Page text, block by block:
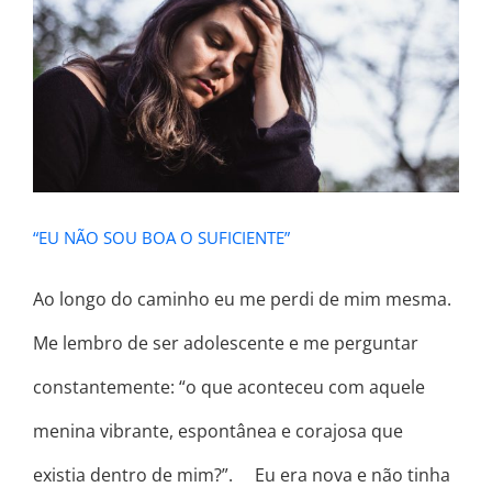
“EU NÃO SOU BOA O SUFICIENTE”
“EU NÃO SOU BOA O SUFICIENTE”
Ao longo do caminho eu me perdi de mim mesma.
Me lembro de ser adolescente e me perguntar
constantemente: “o que aconteceu com aquele
menina vibrante, espontânea e corajosa que
existia dentro de mim?”. ⠀ Eu era nova e não tinha